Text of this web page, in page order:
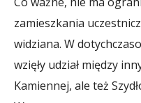
zamieszkania
widziana. W
wzięły udział między
Kamiennej, ale też